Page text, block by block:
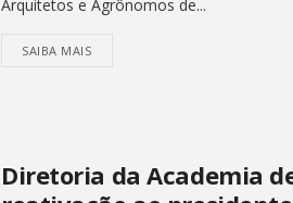
Arquitetos e Agrônomos de...
SAIBA MAIS
Diretoria da Academia